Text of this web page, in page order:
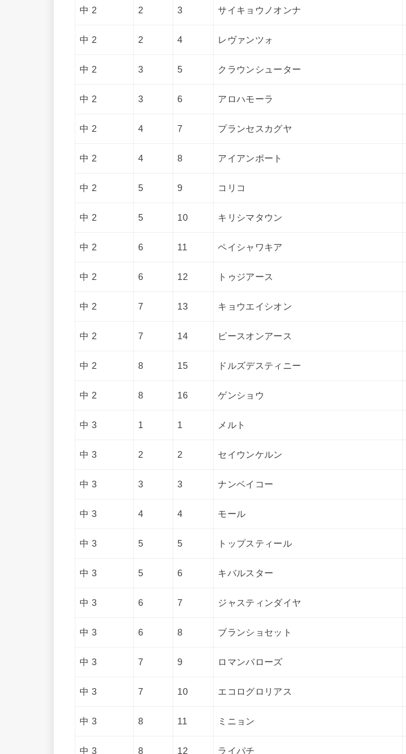
中 2 2 3 サイキョウノオンナ
中 2 2 4 レヴァンツォ
中 2 3 5 クラウンシューター
中 2 3 6 アロハモーラ
中 2 4 7 プランセスカグヤ
中 2 4 8 アイアンポート
中 2 5 9 コリコ
中 2 5 10 キリシマタウン
中 2 6 11 ペイシャワキア
中 2 6 12 トゥジアース
中 2 7 13 キョウエイシオン
中 2 7 14 ピースオンアース
中 2 8 15 ドルズデスティニー
中 2 8 16 ゲンショウ
中 3 1 1 メルト
中 3 2 2 セイウンケルン
中 3 3 3 ナンベイコー
中 3 4 4 モール
中 3 5 5 トップスティール
中 3 5 6 キバルスター
中 3 6 7 ジャスティンダイヤ
中 3 6 8 ブランショセット
中 3 7 9 ロマンバローズ
中 3 7 10 エコログロリアス
中 3 8 11 ミニョン
中 3 8 12 ライパチ